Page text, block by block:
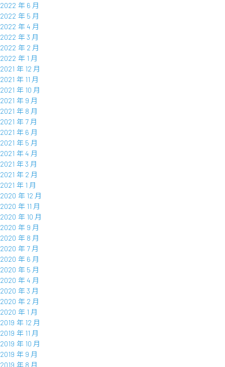
2022 年 6 月
2022 年 5 月
2022 年 4 月
2022 年 3 月
2022 年 2 月
2022 年 1 月
2021 年 12 月
2021 年 11 月
2021 年 10 月
2021 年 9 月
2021 年 8 月
2021 年 7 月
2021 年 6 月
2021 年 5 月
2021 年 4 月
2021 年 3 月
2021 年 2 月
2021 年 1 月
2020 年 12 月
2020 年 11 月
2020 年 10 月
2020 年 9 月
2020 年 8 月
2020 年 7 月
2020 年 6 月
2020 年 5 月
2020 年 4 月
2020 年 3 月
2020 年 2 月
2020 年 1 月
2019 年 12 月
2019 年 11 月
2019 年 10 月
2019 年 9 月
2019 年 8 月